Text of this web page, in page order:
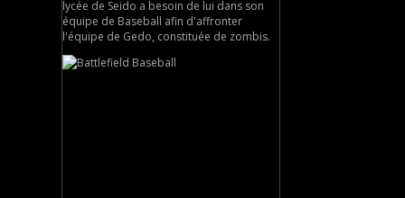
lycée de Seido a besoin de lui dans son
équipe de Baseball afin d'affronter
l'équipe de Gedo, constituée de zombis.